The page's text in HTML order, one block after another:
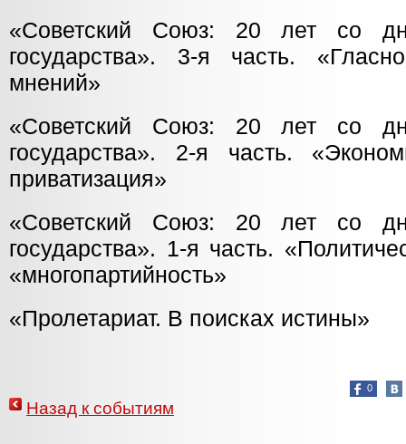
«Советский Союз: 20 лет со
государства». 3-я часть.
мнений»
«Советский Союз: 20 лет со
государства». 2-я часть.
приватизация»
«Советский Союз: 20 лет со
государства». 1-я часть.
«многопартийность»
«Пролетариат. В поисках истины»
0
Назад к событиям